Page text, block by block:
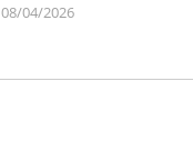
08/04/2026